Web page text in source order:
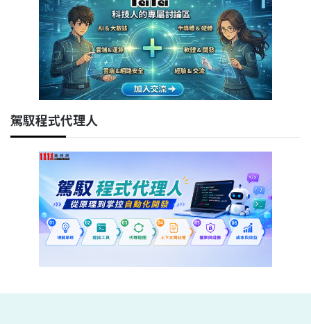
駕馭程式代理人